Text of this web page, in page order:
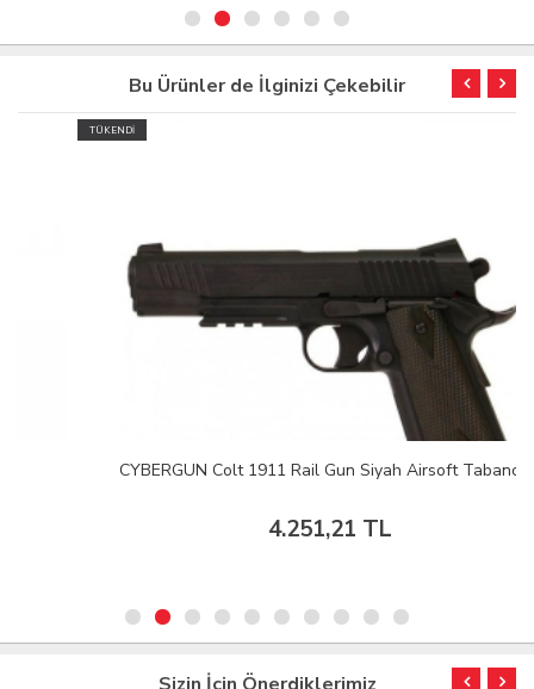
Bu Ürünler de İlginizi Çekebilir
CYBERGUN Colt 1911 Rail Gun Siyah Airsoft Tabanca
4.251,21 TL